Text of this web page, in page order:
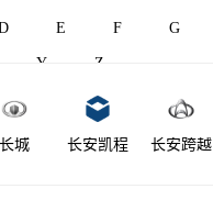
E F G
Y Z
长城 长安凯程 长安跨越